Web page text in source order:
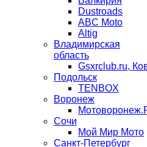
Dustroads
ABC Moto
Altig
Владимирская
область
Gsxrclub.ru,
Подольск
TENBOX
Воронеж
Сочи
Мой Мир Мото
Санкт-Петербург